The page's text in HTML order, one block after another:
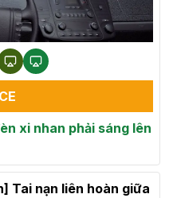
xi nhan phải sáng lên
Tai nạn liên hoàn giữa